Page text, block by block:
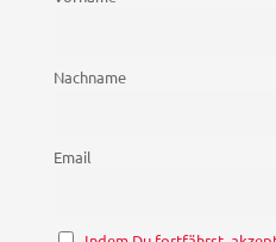
Nachname
Email